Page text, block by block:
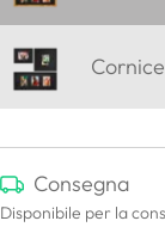
Consegna
Disponibile per la